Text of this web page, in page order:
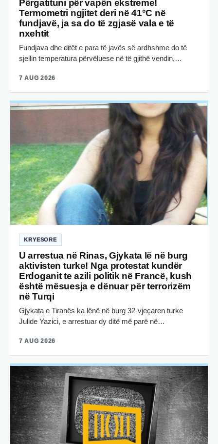
Përgatituni për vapën ekstreme!
Termometri ngjitet deri në 41°C në
fundjavë, ja sa do të zgjasë vala e të
nxehtit
Fundjava dhe ditët e para të javës së ardhshme do të
sjellin temperatura përvëluese në të gjithë vendin,…
7 AUG 2026
KRYESORE
U arrestua në Rinas, Gjykata lë në burg
aktivisten turke! Nga protestat kundër
Erdoganit te azili politik në Francë, kush
është mësuesja e dënuar për terrorizëm
në Turqi
Gjykata e Tiranës ka lënë në burg 32-vjeçaren turke
Julide Yazici, e arrestuar dy ditë më parë në…
7 AUG 2026